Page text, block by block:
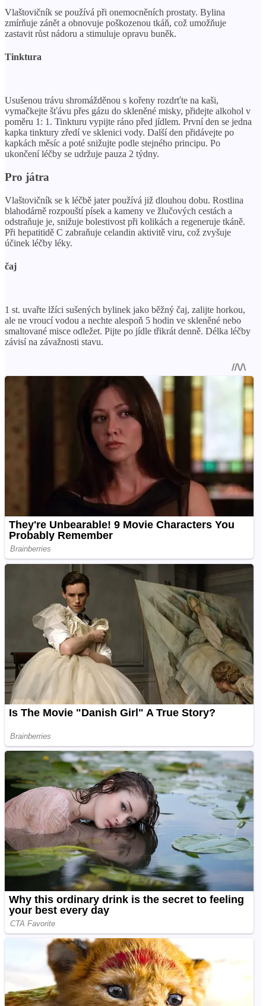
Vlaštovičník se používá při onemocněních prostaty. Bylina
zmírňuje zánět a obnovuje poškozenou tkáň, což umožňuje
zastavit růst nádoru a stimuluje opravu buněk.
Tinktura
Usušenou trávu shromážděnou s kořeny rozdrťte na kaši,
vymačkejte šťávu přes gázu do skleněné misky, přidejte alkohol v
poměru 1: 1. Tinkturu vypijte ráno před jídlem. První den se jedna
kapka tinktury zředí ve sklenici vody. Další den přidávejte po
kapkách měsíc a poté snižujte podle stejného principu. Po
ukončení léčby se udržuje pauza 2 týdny.
Pro játra
Vlaštovičník se k léčbě jater používá již dlouhou dobu. Rostlina
blahodárně rozpouští písek a kameny ve žlučových cestách a
odstraňuje je, snižuje bolestivost při kolikách a regeneruje tkáně.
Při hepatitidě C zabraňuje celandin aktivitě viru, což zvyšuje
účinek léčby léky.
čaj
1 st. uvařte lžíci sušených bylinek jako běžný čaj, zalijte horkou,
ale ne vroucí vodou a nechte alespoň 5 hodin ve skleněné nebo
smaltované misce odležet. Pijte po jídle třikrát denně. Délka léčby
závisí na závažnosti stavu.